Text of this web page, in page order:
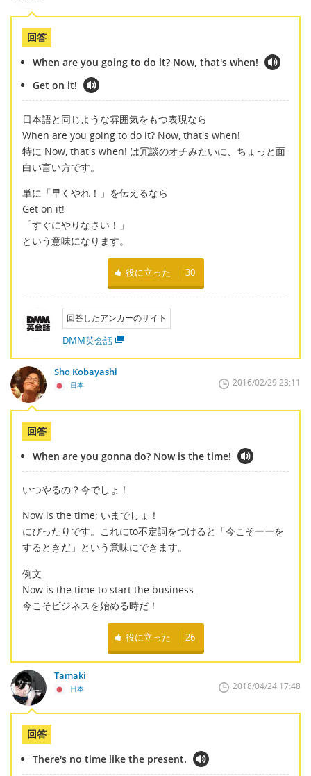
回答
When are you going to do it? Now, that's when!
Get on it!
日本語と同じような雰囲気をもつ表現なら
When are you going to do it? Now, that's when!
特に Now, that's when! は冗談のオチみたいに、ちょっと面
白い言い方です。
単に「早くやれ！」を伝えるなら
Get on it!
「すぐにやりなさい！」
という意味になります。
役に立った 30
回答したアンカーのサイト
DMM英会話
Sho Kobayashi
日本 2016/02/29 23:11
回答
When are you gonna do? Now is the time!
いつやるの？今でしょ！
Now is the time; いまでしょ！
にぴったりです。これにto不定詞をつけると「今こそーーを
するときだ」という意味にできます。
例文
Now is the time to start the business.
今こそビジネスを始める時だ！
役に立った 26
Tamaki
日本 2018/04/24 17:48
回答
There's no time like the present.